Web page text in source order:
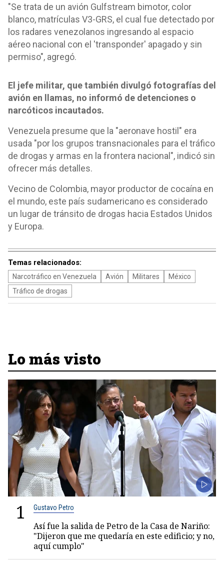
"Se trata de un avión Gulfstream bimotor, color
blanco, matrículas V3-GRS, el cual fue detectado por
los radares venezolanos ingresando al espacio
aéreo nacional con el 'transponder' apagado y sin
permiso", agregó.
El jefe militar, que también divulgó fotografías del
avión en llamas, no informó de detenciones o
narcóticos incautados.
Venezuela presume que la "aeronave hostil" era
usada "por los grupos transnacionales para el tráfico
de drogas y armas en la frontera nacional", indicó sin
ofrecer más detalles.
Vecino de Colombia, mayor productor de cocaína en
el mundo, este país sudamericano es considerado
un lugar de tránsito de drogas hacia Estados Unidos
y Europa.
Temas relacionados:
Narcotráfico en Venezuela Avión Militares
México
Tráfico de drogas
Lo más visto
1 Gustavo Petro
Así fue la salida de Petro de la Casa de Nariño:
"Dijeron que me quedaría en este edificio; y no,
aquí cumplo"